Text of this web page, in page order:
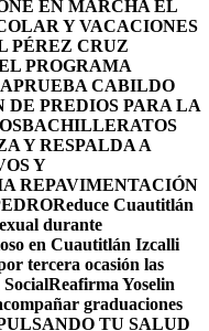
EN MARCHA EL
Y VACACIONES
PÉREZ CRUZ
PROGRAMA
APRUEBA CABILDO
PREDIOS PARA LA
Y RESPALDA A
Y
REPAVIMENTACIÓN
Reduce Cuautitlán
durante
en Cuautitlán Izcalli
tercera ocasión las
Reafirma Yoselin
graduaciones
TU SALUD